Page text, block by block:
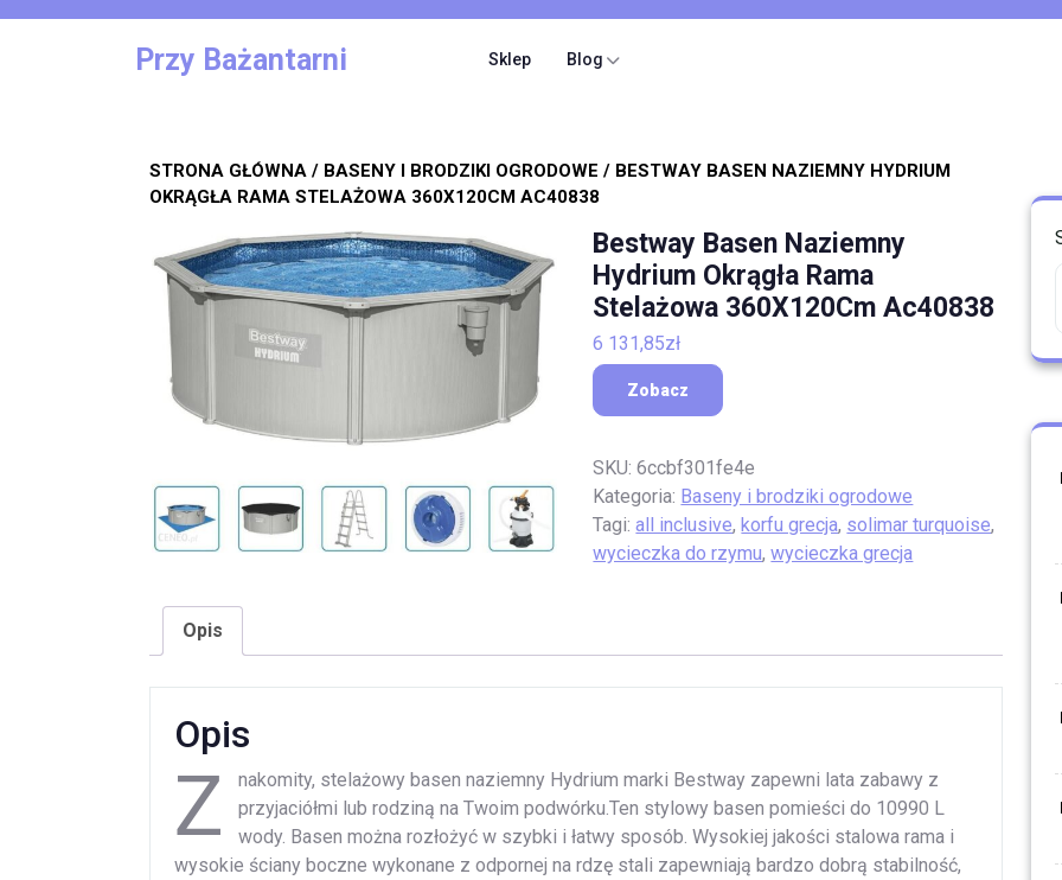
Przy Bażantarni Sklep Blog
STRONA GŁÓWNA / BASENY I BRODZIKI OGRODOWE / BESTWAY BASEN NAZIEMNY HYDRIUM
OKRĄGŁA RAMA STELAŻOWA 360X120CM AC40838
Bestway Basen Naziemny
Hydrium Okrągła Rama
Stelażowa 360X120Cm Ac40838
6 131,85zł
Zobacz
SKU:6ccbf301fe4e
Kategoria: Baseny i brodziki ogrodowe
Tagi:all inclusive,korfu grecja, solimar turquoise,
wycieczka do rzymu,wycieczka grecja
Opis
Opis
Z
nakomity, stelażowy basen naziemny Hydrium marki Bestway zapewni lata zabawy z
przyjaciółmi lub rodziną na Twoim podwórku.Ten stylowy basen pomieści do 10990 L
wody. Basen można rozłożyć w szybki i łatwy sposób. Wysokiej jakości stalowa rama i
wysokie ściany boczne wykonane z odpornej na rdzę stali zapewniają bardzo dobrą stabilność,